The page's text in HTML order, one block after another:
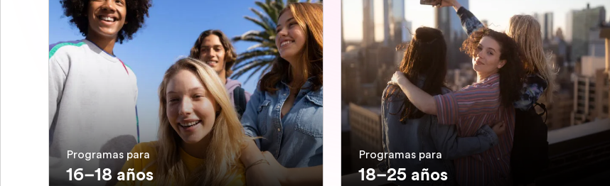
Programas para
16–18 años
Programas para
18–25 años